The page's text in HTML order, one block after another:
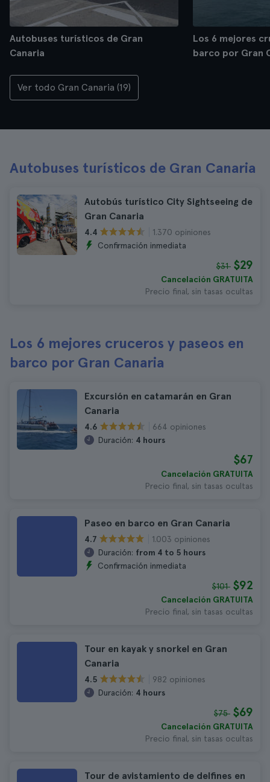
Autobuses turísticos de Gran
Canaria
Los 6 mejores
barco por Gran
Ver todo Gran Canaria (19)
Autobuses turísticos de Gran Canaria
Autobús turístico City Sightseeing de
Gran Canaria
4.4
1.370 opiniones
Confirmación inmediata
$31 $29
Cancelación GRATUITA
Precio final, sin tasas ocultas
Los 6 mejores cruceros y paseos en
barco por Gran Canaria
Excursión en catamarán en Gran
Canaria
4.6
664 opiniones
Duración: 4 hours
$67
Cancelación GRATUITA
Precio final, sin tasas ocultas
Paseo en barco en Gran Canaria
4.7
1.003 opiniones
Duración: from 4 to 5 hours
Confirmación inmediata
$101 $92
Cancelación GRATUITA
Precio final, sin tasas ocultas
Tour en kayak y snorkel en Gran
Canaria
4.5
982 opiniones
Duración: 4 hours
$75 $69
Cancelación GRATUITA
Precio final, sin tasas ocultas
Tour de avistamiento de delfines en